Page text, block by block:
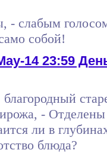
- слабым
собой!
14 23:59
- Отделены
ли в
блюда?